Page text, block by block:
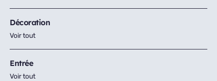
Décoration
Voir tout
Entrée
Voir tout